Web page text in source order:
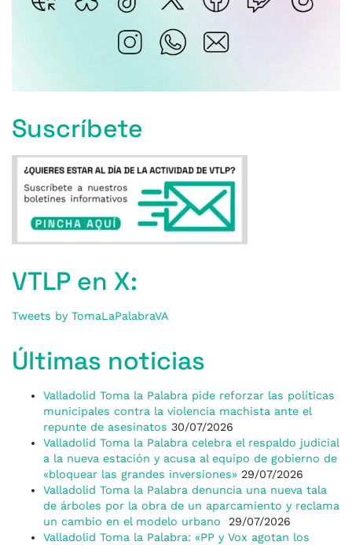
Suscríbete
VTLP en X:
Tweets by TomaLaPalabraVA
Últimas noticias
Valladolid Toma la Palabra pide reforzar las políticas
municipales contra la violencia machista ante el
repunte de asesinatos 30/07/2026
Valladolid Toma la Palabra celebra el respaldo judicial
a la nueva estación y acusa al equipo de gobierno de
«bloquear las grandes inversiones» 29/07/2026
Valladolid Toma la Palabra denuncia una nueva tala
de árboles por la obra de un aparcamiento y reclama
un cambio en el modelo urbano
29/07/2026
Valladolid Toma la Palabra: «PP y Vox agotan los